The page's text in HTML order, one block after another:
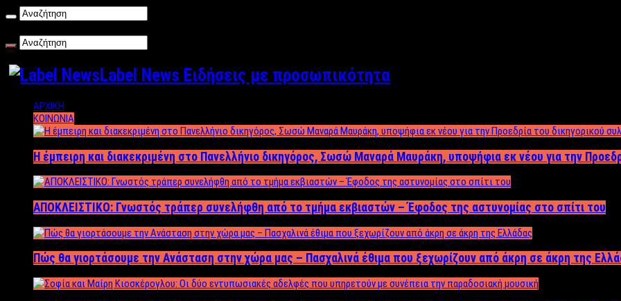
Label News Ειδήσεις με προσωπικότητα
ΑΡΧΙΚΗ
ΚΟΙΝΩΝΙΑ
Η έμπειρη και διακεκριμένη στο Πανελλήνιο δικηγόρος, Σωσώ Μαναρά Μαυράκη, υποψήφια εκ νέου για την
ΑΠΟΚΛΕΙΣΤΙΚΟ: Γνωστός τράπερ συνελήφθη από το τμήμα εκβιαστών – Έφοδος της αστυνομίας στο σπίτι του
Πώς θα γιορτάσουμε την Ανάσταση στην χώρα μας – Πασχαλινά έθιμα που ξεχωρίζουν από άκρη σε άκρη της